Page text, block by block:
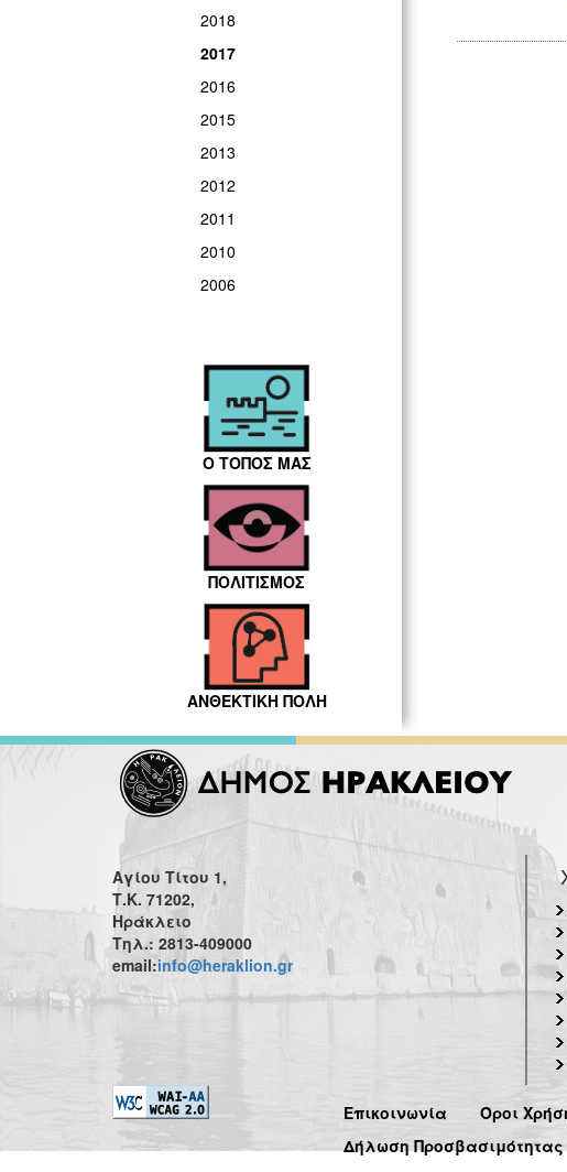
2018
2017
2016
2015
2013
2012
2011
2010
2006
Ο ΤΟΠΟΣ ΜΑΣ
ΠΟΛΙΤΙΣΜΟΣ
ΑΝΘΕΚΤΙΚΗ ΠΟΛΗ
Αγίου Τίτου 1,
Τ.Κ. 71202,
Ηράκλειο
Τηλ.: 2813-409000
email:info@heraklion.gr
Επικοινωνία
Όροι
Δήλωση Προσβασιμότητας